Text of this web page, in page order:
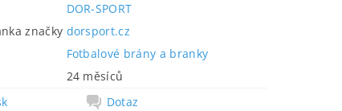
DOR-SPORT
značky dorsport.cz
Fotbalové brány a branky
24 měsíců
Dotaz